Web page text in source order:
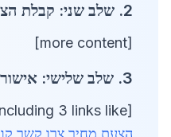
2. שלב שני: קבלת הצעת מחיר
[more content]
3. שלב שלישי: אישור ותשלום
[expand to full length including 3 links like
הצעת מחיר צרו קשר